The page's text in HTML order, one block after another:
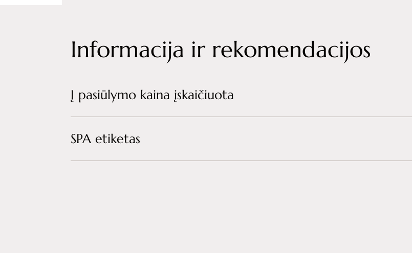
Į pasiūlymo kaina įskaičiuota
SPA etiketas
Informacija ir rekomendacijos